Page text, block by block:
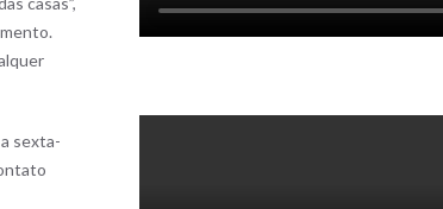
sexta-